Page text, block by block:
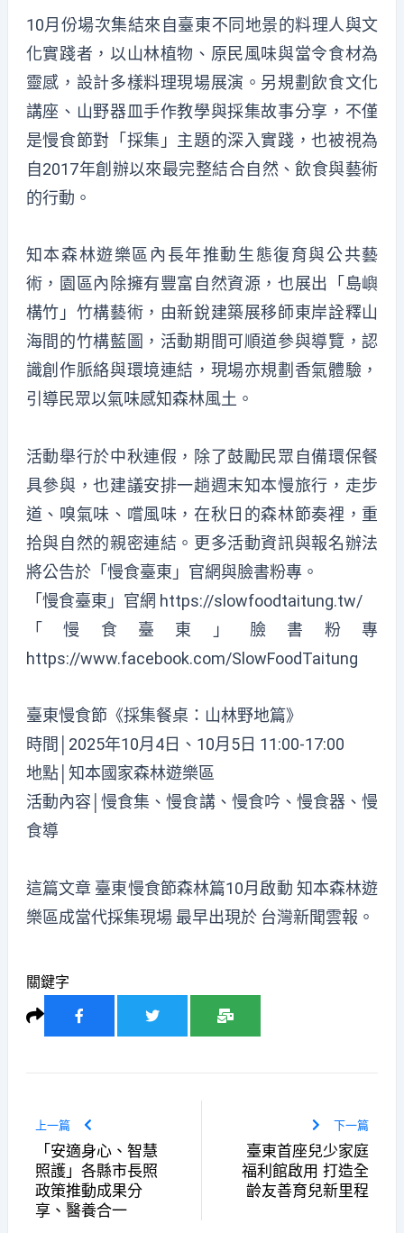
10月份場次集結來自臺東不同地景的料理人與文
化實踐者，以山林植物、原民風味與當令食材為
靈感，設計多樣料理現場展演。另規劃飲食文化
講座、山野器皿手作教學與採集故事分享，不僅
是慢食節對「採集」主題的深入實踐，也被視為
自2017年創辦以來最完整結合自然、飲食與藝術
的行動。
知本森林遊樂區內長年推動生態復育與公共藝
術，園區內除擁有豐富自然資源，也展出「島嶼
構竹」竹構藝術，由新銳建築展移師東岸詮釋山
海間的竹構藍圖，活動期間可順道參與導覽，認
識創作脈絡與環境連結，現場亦規劃香氣體驗，
引導民眾以氣味感知森林風土。
活動舉行於中秋連假，除了鼓勵民眾自備環保餐
具參與，也建議安排一趟週末知本慢旅行，走步
道、嗅氣味、嚐風味，在秋日的森林節奏裡，重
拾與自然的親密連結。更多活動資訊與報名辦法
將公告於「慢食臺東」官網與臉書粉專。
「慢食臺東」官網 https://slowfoodtaitung.tw/
「慢食臺東」臉書粉專
https://www.facebook.com/SlowFoodTaitung
臺東慢食節《採集餐桌：山林野地篇》
時間│2025年10月4日、10月5日 11:00-17:00
地點│知本國家森林遊樂區
活動內容│慢食集、慢食講、慢食吟、慢食器、慢
食導
這篇文章 臺東慢食節森林篇10月啟動 知本森林遊
樂區成當代採集現場最早出現於 台灣新聞雲報 。
關鍵字
上一篇
「安適身心、智慧
照護」各縣市長照
政策推動成果分
享、醫養合一
下一篇
臺東首座兒少家庭
福利館啟用 打造全
齡友善育兒新里程